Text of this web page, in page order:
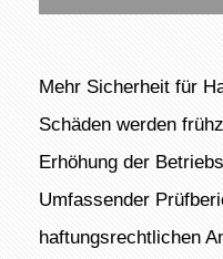
Mehr Sicherheit für
Schäden werden
Erhöhung der
Umfassender
haftungsrechtlichen